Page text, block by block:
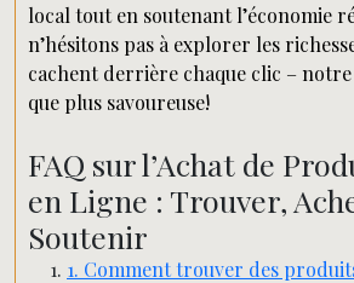
local tout en soutenant l’économie
n’hésitons pas à explorer les
cachent derrière chaque clic – notre
que plus savoureuse!
FAQ sur l’Achat de
en Ligne : Trouver,
Soutenir
1. Comment trouver des